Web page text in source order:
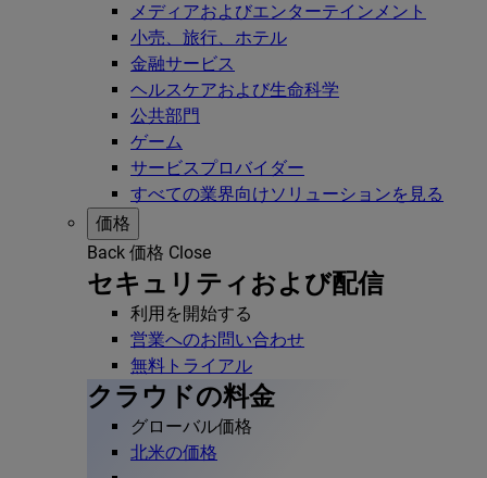
メディアおよびエンターテインメント
小売、旅行、ホテル
金融サービス
ヘルスケアおよび生命科学
公共部門
ゲーム
サービスプロバイダー
すべての業界向けソリューションを見る
価格
Back 価格 Close
セキュリティおよび配信
利用を開始する
営業へのお問い合わせ
無料トライアル
クラウドの料金
グローバル価格
北米の価格